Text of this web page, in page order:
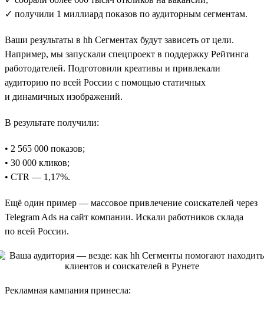
✓ получили 1 миллиард показов по аудиторным сегментам.
Ваши результаты в hh Сегментах будут зависеть от цели.
Например, мы запускали спецпроект в поддержку Рейтинга
работодателей. Подготовили креативы и привлекали
аудиторию по всей России с помощью статичных
и динамичных изображений.
В результате получили:
• 2 565 000 показов;
• 30 000 кликов;
• CTR — 1,17%.
Ещё один пример — массовое привлечение соискателей через
Telegram Ads на сайт компании. Искали работников склада
по всей России.
Рекламная кампания принесла: